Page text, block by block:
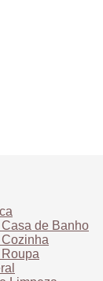
de Banho